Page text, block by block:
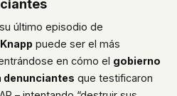
último episodio de
puede ser el más
en cómo el gobierno
denunciantes que testificaron